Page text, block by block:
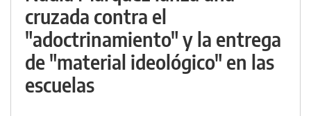
cruzada contra el
"adoctrinamiento" y la entrega
de "material ideológico" en las
escuelas